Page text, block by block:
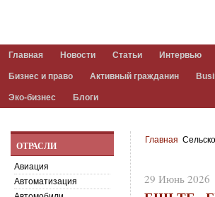
Главная Новости Статьи Интервью
Бизнес и право Активный гражданин
Эко-бизнес Блоги
Главная
29 Июнь 2026
ОТРАСЛИ
Авиация
Автоматизация